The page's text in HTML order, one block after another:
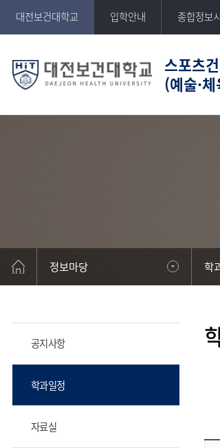
건너뛰기대전보건대학교 입학안내 종합정보
스포츠
(예술·
정보마당 학
공지사항
학과일정
자료실